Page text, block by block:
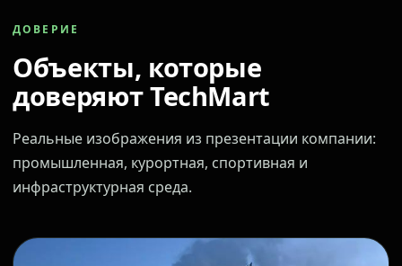
ДОВЕРИЕ
Объекты, которые
доверяют TechMart
Реальные изображения из презентации компании:
промышленная, курортная, спортивная и
инфраструктурная среда.